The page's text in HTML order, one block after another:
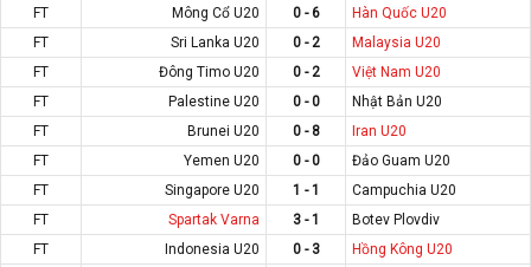
FT
Mông Cổ U20 0 - 6
Hàn Quốc U20
FT
Sri Lanka U20 0 - 2
Malaysia U20
FT
Đông Timo U20 0 - 2
Việt Nam U20
FT
Palestine U20 0 - 0
Nhật Bản U20
FT
Brunei U20 0 - 8
Iran U20
FT
Yemen U20 0 - 0
Đảo Guam U20
FT
Singapore U20 1 - 1
Campuchia U20
FT
Spartak Varna 3 - 1
Botev Plovdiv
FT
Indonesia U20 0 - 3
Hồng Kông U20